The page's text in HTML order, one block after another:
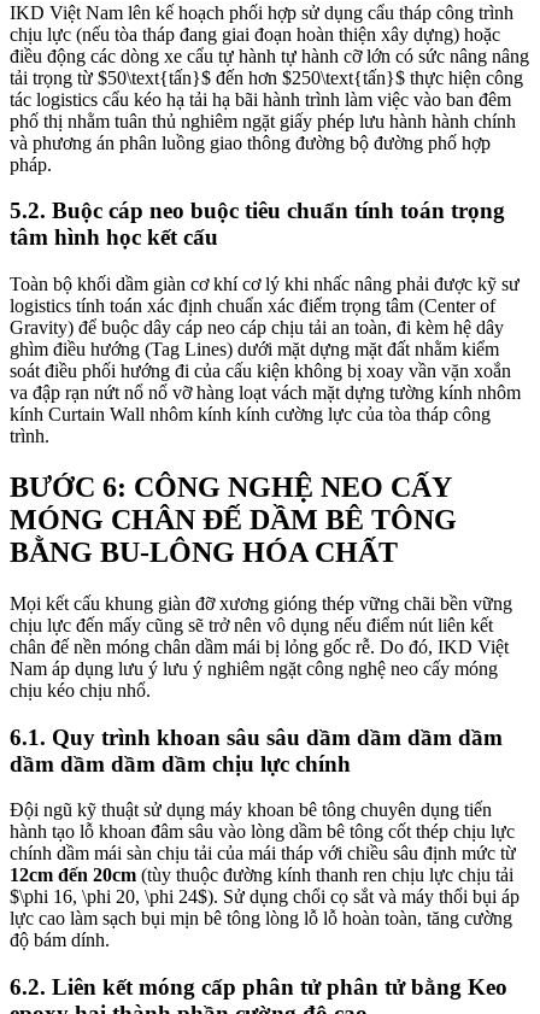
IKD Việt Nam lên kế hoạch phối hợp sử dụng cẩu tháp công trình
chịu lực (nếu tòa tháp đang giai đoạn hoàn thiện xây dựng) hoặc
điều động các dòng xe cẩu tự hành tự hành cỡ lớn có sức nâng nâng
tải trọng từ $50\text{tấn}$ đến hơn $250\text{tấn}$ thực hiện công
tác logistics cẩu kéo hạ tải hạ bãi hành trình làm việc vào ban đêm
phố thị nhằm tuân thủ nghiêm ngặt giấy phép lưu hành hành chính
và phương án phân luồng giao thông đường bộ đường phố hợp
pháp.
5.2. Buộc cáp neo buộc tiêu chuẩn tính toán trọng
tâm hình học kết cấu
Toàn bộ khối dầm giàn cơ khí cơ lý khi nhấc nâng phải được kỹ sư
logistics tính toán xác định chuẩn xác điểm trọng tâm (Center of
Gravity) để buộc dây cáp neo cáp chịu tải an toàn, đi kèm hệ dây
ghìm điều hướng (Tag Lines) dưới mặt dựng mặt đất nhằm kiểm
soát điều phối hướng đi của cấu kiện không bị xoay vần vặn xoắn
va đập rạn nứt nổ nổ vỡ hàng loạt vách mặt dựng tường kính nhôm
kính Curtain Wall nhôm kính kính cường lực của tòa tháp công
trình.
BƯỚC 6: CÔNG NGHỆ NEO CẤY
MÓNG CHÂN ĐẾ DẦM BÊ TÔNG
BẰNG BU-LÔNG HÓA CHẤT
Mọi kết cấu khung giàn đỡ xương gióng thép vững chãi bền vững
chịu lực đến mấy cũng sẽ trở nên vô dụng nếu điểm nút liên kết
chân đế nền móng chân dầm mái bị lỏng gốc rễ. Do đó, IKD Việt
Nam áp dụng lưu ý lưu ý nghiêm ngặt công nghệ neo cấy móng
chịu kéo chịu nhổ.
6.1. Quy trình khoan sâu sâu dầm dầm dầm dầm
dầm dầm dầm dầm chịu lực chính
Đội ngũ kỹ thuật sử dụng máy khoan bê tông chuyên dụng tiến
hành tạo lỗ khoan đâm sâu vào lòng dầm bê tông cốt thép chịu lực
chính dầm mái sàn chịu tải của mái tháp với chiều sâu định mức từ
12cm đến 20cm (tùy thuộc đường kính thanh ren chịu lực chịu tải
$\phi 16, \phi 20, \phi 24$). Sử dụng chổi cọ sắt và máy thổi bụi áp
lực cao làm sạch bụi mịn bê tông lòng lỗ lỗ hoàn toàn, tăng cường
độ bám dính.
6.2. Liên kết móng cấp phân tử phân tử bằng Keo